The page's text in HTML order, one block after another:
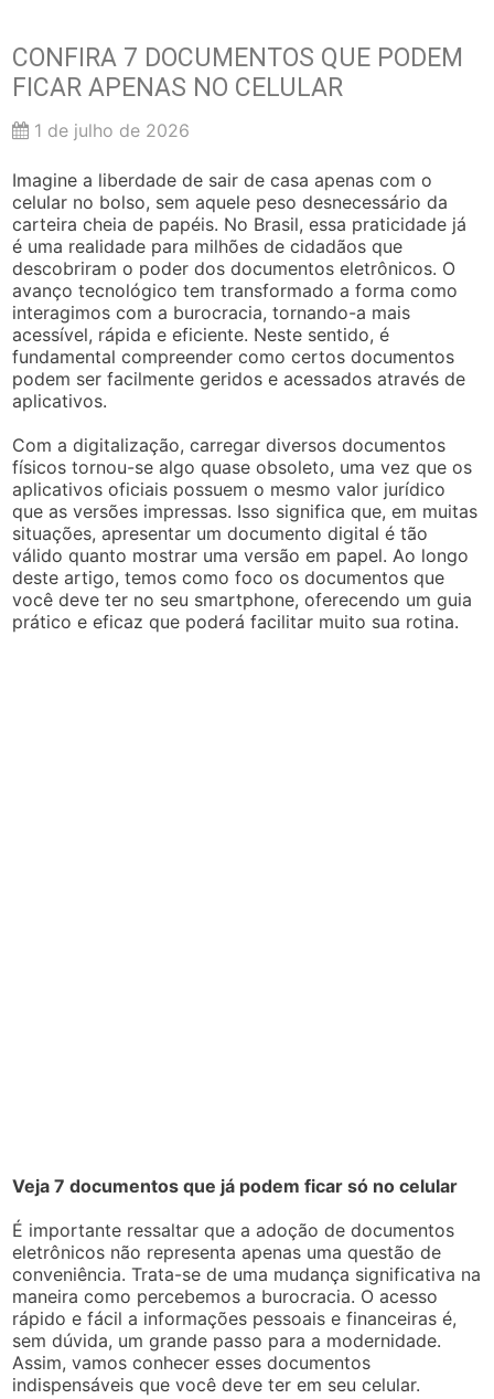
CONFIRA 7 DOCUMENTOS QUE PODEM
FICAR APENAS NO CELULAR
1 de julho de 2026
Imagine a liberdade de sair de casa apenas com o
celular no bolso, sem aquele peso desnecessário da
carteira cheia de papéis. No Brasil, essa praticidade já
é uma realidade para milhões de cidadãos que
descobriram o poder dos documentos eletrônicos. O
avanço tecnológico tem transformado a forma como
interagimos com a burocracia, tornando-a mais
acessível, rápida e eficiente. Neste sentido, é
fundamental compreender como certos documentos
podem ser facilmente geridos e acessados através de
aplicativos.
Com a digitalização, carregar diversos documentos
físicos tornou-se algo quase obsoleto, uma vez que os
aplicativos oficiais possuem o mesmo valor jurídico
que as versões impressas. Isso significa que, em muitas
situações, apresentar um documento digital é tão
válido quanto mostrar uma versão em papel. Ao longo
deste artigo, temos como foco os documentos que
você deve ter no seu smartphone, oferecendo um guia
prático e eficaz que poderá facilitar muito sua rotina.
Veja 7 documentos que já podem ficar só no celular
É importante ressaltar que a adoção de documentos
eletrônicos não representa apenas uma questão de
conveniência. Trata-se de uma mudança significativa na
maneira como percebemos a burocracia. O acesso
rápido e fácil a informações pessoais e financeiras é,
sem dúvida, um grande passo para a modernidade.
Assim, vamos conhecer esses documentos
indispensáveis que você deve ter em seu celular.